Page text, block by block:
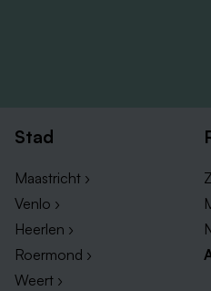
Stad
Maastricht ›
Venlo ›
Heerlen ›
Roermond ›
Weert ›